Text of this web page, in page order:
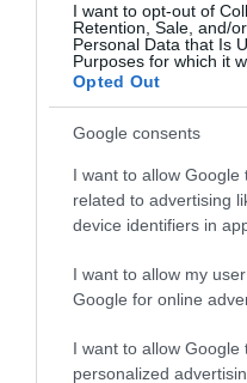
I want to opt-out of
Retention, Sale, and/
Personal Data that Is
Purposes for which it
Opted Out
Google consents
I want to allow Google
related to advertising
device identifiers in
I want to allow my
Google for online
I want to allow Google
personalized
Vágner hozzátette,
átláthatósága
dokumentumot
város honlapján.
indexkép: Termál
Ne maradjon le a
bennünket az EGRI